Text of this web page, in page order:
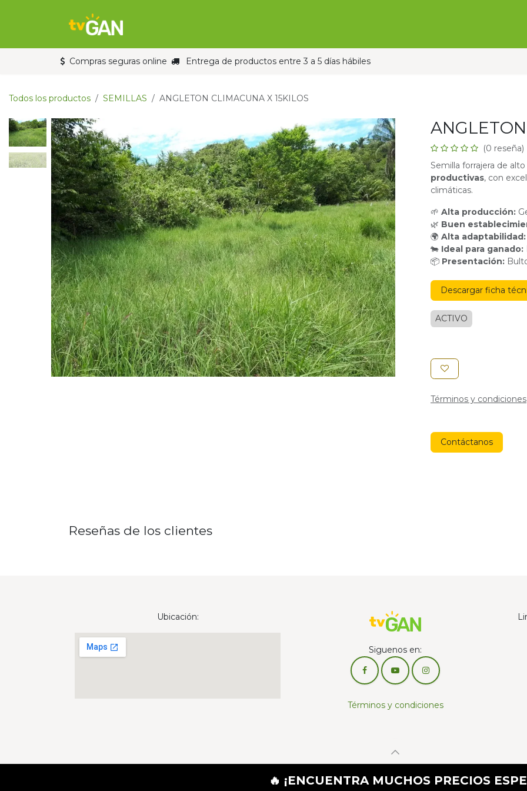
Compras seguras online Entrega de productos entre 3 a 5 días hábiles
Todos los productos SEMILLAS ANGLETON CLIMACUNA X 15KILOS
(0 reseña)
Semilla forrajera de
productivas, con
climáticas.
🌱 Alta producción:
🌿 Buen
🌍 Alta
🐄 Ideal para ganado:
📦 Presentación:
Descargar ficha
ACTIVO
Términos y condiciones
Contáctanos
Reseñas de los clientes
Ubicación:
Siguenos en:
Términos y condiciones
🔥 ¡ENCUENTRA MUCHOS PRECIOS ESPECIALES